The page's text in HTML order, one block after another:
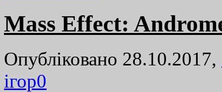
Mass Effect:
Опубліковано 28.10.2017,
ігор0